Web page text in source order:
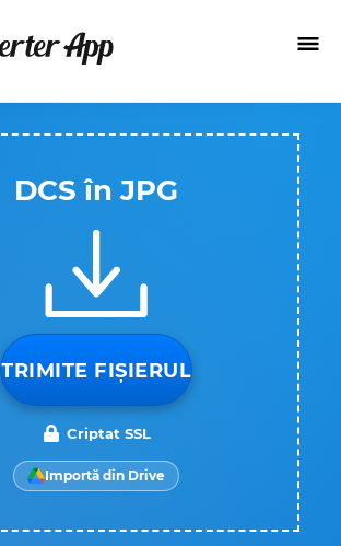
DCS în JPG
TRIMITE FIȘIERUL
Criptat SSL
Importă din Drive